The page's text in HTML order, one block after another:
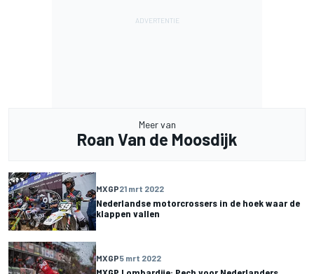
Meer van
Roan Van de Moosdijk
MXGP21 mrt 2022
Nederlandse motorcrossers in de hoek waar de
klappen vallen
MXGP5 mrt 2022